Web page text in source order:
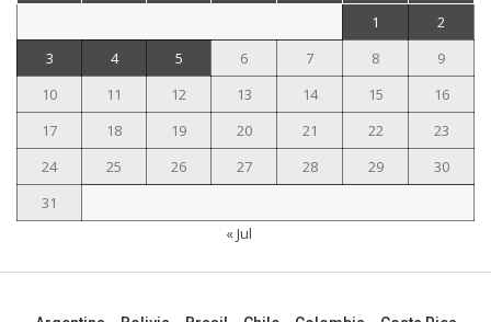
1
2
3
4 5 6 7 8
9
10
11 12 13 14 15
16
17
18 19 20 21 22
23
24
25 26 27 28 29
30
31
« Jul